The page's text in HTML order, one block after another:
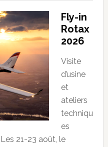
Fly-in
Rotax
2026
Visite
d’usine
et
ateliers
techniqu
es
21-23 août, le